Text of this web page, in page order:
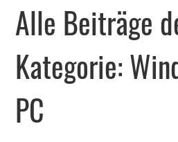
Alle Beiträge
Kategorie:
PC